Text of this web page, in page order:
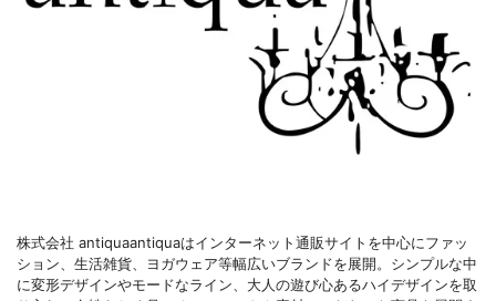
株式会社 antiquaantiquaはインターネット通販サイトを中心にファッ
ション、生活雑貨、ヨガウェア等幅広いブランドを展開。シンプルな中
に変形デザインやモードなライン、大人の遊び心あるハイデザインを取